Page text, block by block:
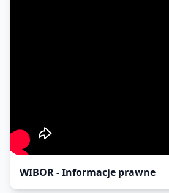
WIBOR - Informacje prawne